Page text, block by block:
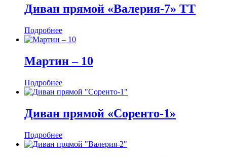
Диван прямой «Валерия-7» ТТ
Подробнее
Мартин ‒ 10
Подробнее
Диван прямой «Соренто-1»
Подробнее